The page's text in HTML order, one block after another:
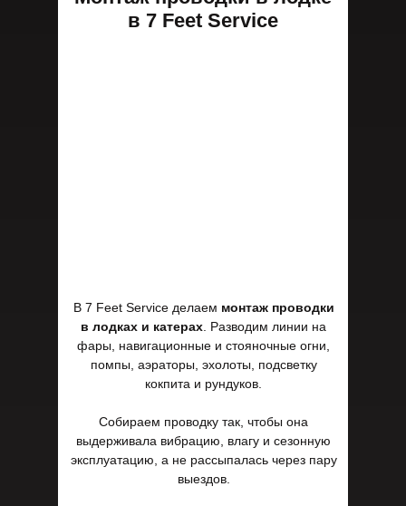
В 7 Feet Service делаем монтаж проводки
в лодках и катерах . Разводим линии на
фары, навигационные и стояночные огни,
помпы, аэраторы, эхолоты, подсветку
кокпита и рундуков.
Собираем проводку так, чтобы она
выдерживала вибрацию, влагу и сезонную
эксплуатацию, а не рассыпалась через пару
выездов.
в 7 Feet Service